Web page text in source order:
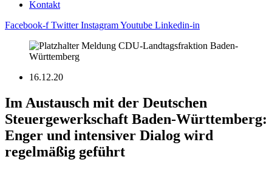
Kontakt
Facebook-f Twitter InstagramYoutube Linkedin-in
16.12.20
Im Austausch mit der Deutschen
Steuergewerkschaft Baden-Württemberg:
Enger und intensiver Dialog wird
regelmäßig geführt